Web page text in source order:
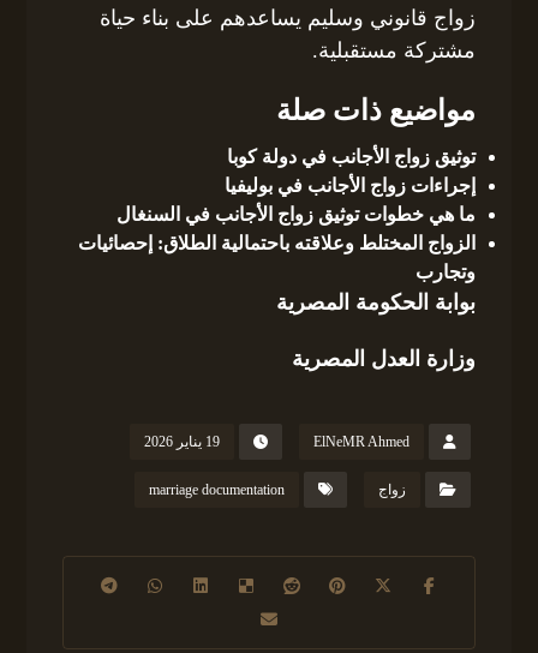
زواج قانوني وسليم يساعدهم على بناء حياة
مشتركة مستقبلية.
مواضيع ذات صلة
توثيق زواج الأجانب في دولة كوبا
إجراءات زواج الأجانب في بوليفيا
ما هي خطوات توثيق زواج الأجانب في السنغال
الزواج المختلط وعلاقته باحتمالية الطلاق: إحصائيات
وتجارب
بوابة الحكومة المصرية
وزارة العدل المصرية
ElNeMR Ahmed 19 يناير 2026
زواج marriage documentation